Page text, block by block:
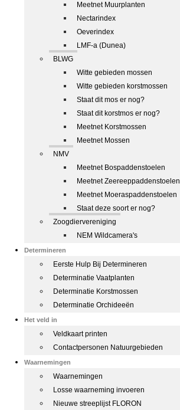
Meetnet Muurplanten
Nectarindex
Oeverindex
LMF-a (Dunea)
BLWG
Witte gebieden mossen
Witte gebieden korstmossen
Staat dit mos er nog?
Staat dit korstmos er nog?
Meetnet Korstmossen
Meetnet Mossen
NMV
Meetnet Bospaddenstoelen
Meetnet Zeereeppaddenstoelen
Meetnet Moeraspaddenstoelen
Staat deze soort er nog?
Zoogdiervereniging
NEM Wildcamera's
Determineren
Eerste Hulp Bij Determineren
Determinatie Vaatplanten
Determinatie Korstmossen
Determinatie Orchideeën
Het veld in
Veldkaart printen
Contactpersonen Natuurgebieden
Waarnemingen
Waarnemingen
Losse waarneming invoeren
Nieuwe streeplijst FLORON